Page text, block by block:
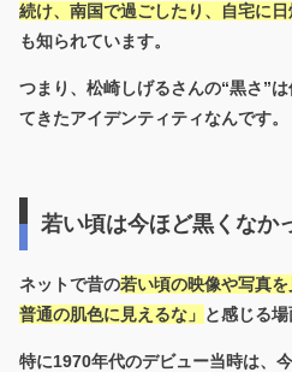
続け、南国で過ごしたり、自宅に
も知られています。
つまり、松崎しげるさんの“黒さ”
てきたアイデンティティなんです。
若い頃は今ほど黒くなか
ネットで昔の若い頃の映像や写真
普通の肌色に見えるな」 と感じる場
特に1970年代のデビュー当時は、